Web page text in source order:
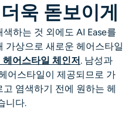
욱 돋보이게
하는 것 외에도 AI Ease를
가상으로 새로운 헤어스타일
헤어스타일 체인저. 남성과
어스타일이 제공되므로 가
염색하기 전에 원하는 헤
니다.